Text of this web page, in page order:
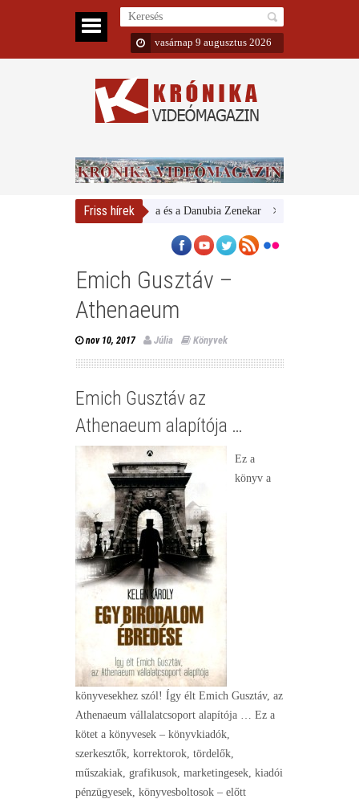
vasárnap 9 augusztus 2026
Friss hírek
Magyar Nemzeti Galéria és a Danubia Zenekar Bemutatta 2024/
Emich Gusztáv –
Athenaeum
nov 10, 2017 Júlia Könyvek
Emich Gusztáv az
Athenaeum alapítója …
Ez a
könyv a
könyvesekhez szól! Így élt Emich Gusztáv, az
Athenaeum vállalatcsoport alapítója … Ez a
kötet a könyvesek – könyvkiadók,
szerkesztők, korrektorok, tördelők,
műszakiak, grafikusok, marketingesek, kiadói
pénzügyesek, könyvesboltosok – előtt